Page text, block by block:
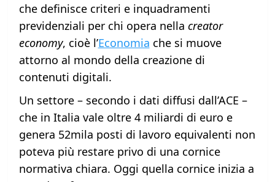
che definisce criteri e inquadramenti
previdenziali per chi opera nella creator
economy, cioè l’Economia che si muove
attorno al mondo della creazione di
contenuti digitali.
Un settore – secondo i dati diffusi dall’ACE –
che in Italia vale oltre 4 miliardi di euro e
genera 52mila posti di lavoro equivalenti non
poteva più restare privo di una cornice
normativa chiara. Oggi quella cornice inizia a